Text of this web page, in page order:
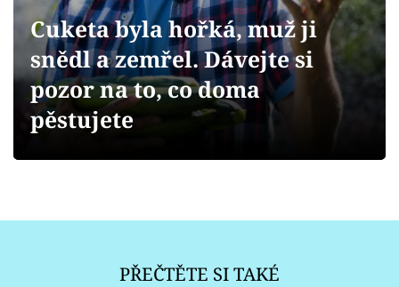
Přihlášení
Sledujte nás
Cuketa byla hořká, muž ji
snědl a zemřel. Dávejte si
pozor na to, co doma
pěstujete
PŘEČTĚTE SI TAKÉ